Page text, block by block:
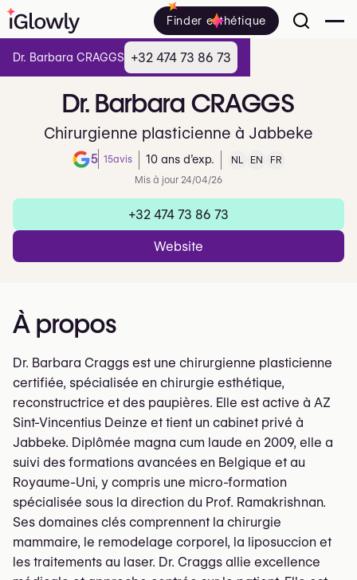
Finder esthétique
Dr. Barbara CRAGGS
Chirurgienne plasticienne à Jabbeke
5 15avis
Note de 5 sur 5 sur Google
10 ans d’exp. NL EN
FR
Mis à jour 24/04/26
+32 474 73 86 73
Website
À propos
Dr. Barbara Craggs est une chirurgienne plasticienne
certifiée, spécialisée en chirurgie esthétique,
reconstructrice et des paupières. Elle est active à AZ
Sint-Vincentius Deinze et tient un cabinet privé à
Jabbeke. Diplômée magna cum laude en 2009, elle a
suivi des formations avancées en Belgique et au
Royaume-Uni, y compris une micro-formation
spécialisée sous la direction du Prof. Ramakrishnan.
Ses domaines clés comprennent la chirurgie
mammaire, le remodelage corporel, la liposuccion et
les traitements au laser. Dr. Craggs allie excellence
Dr. Barbara CRAGGS +32 474 73 86 73